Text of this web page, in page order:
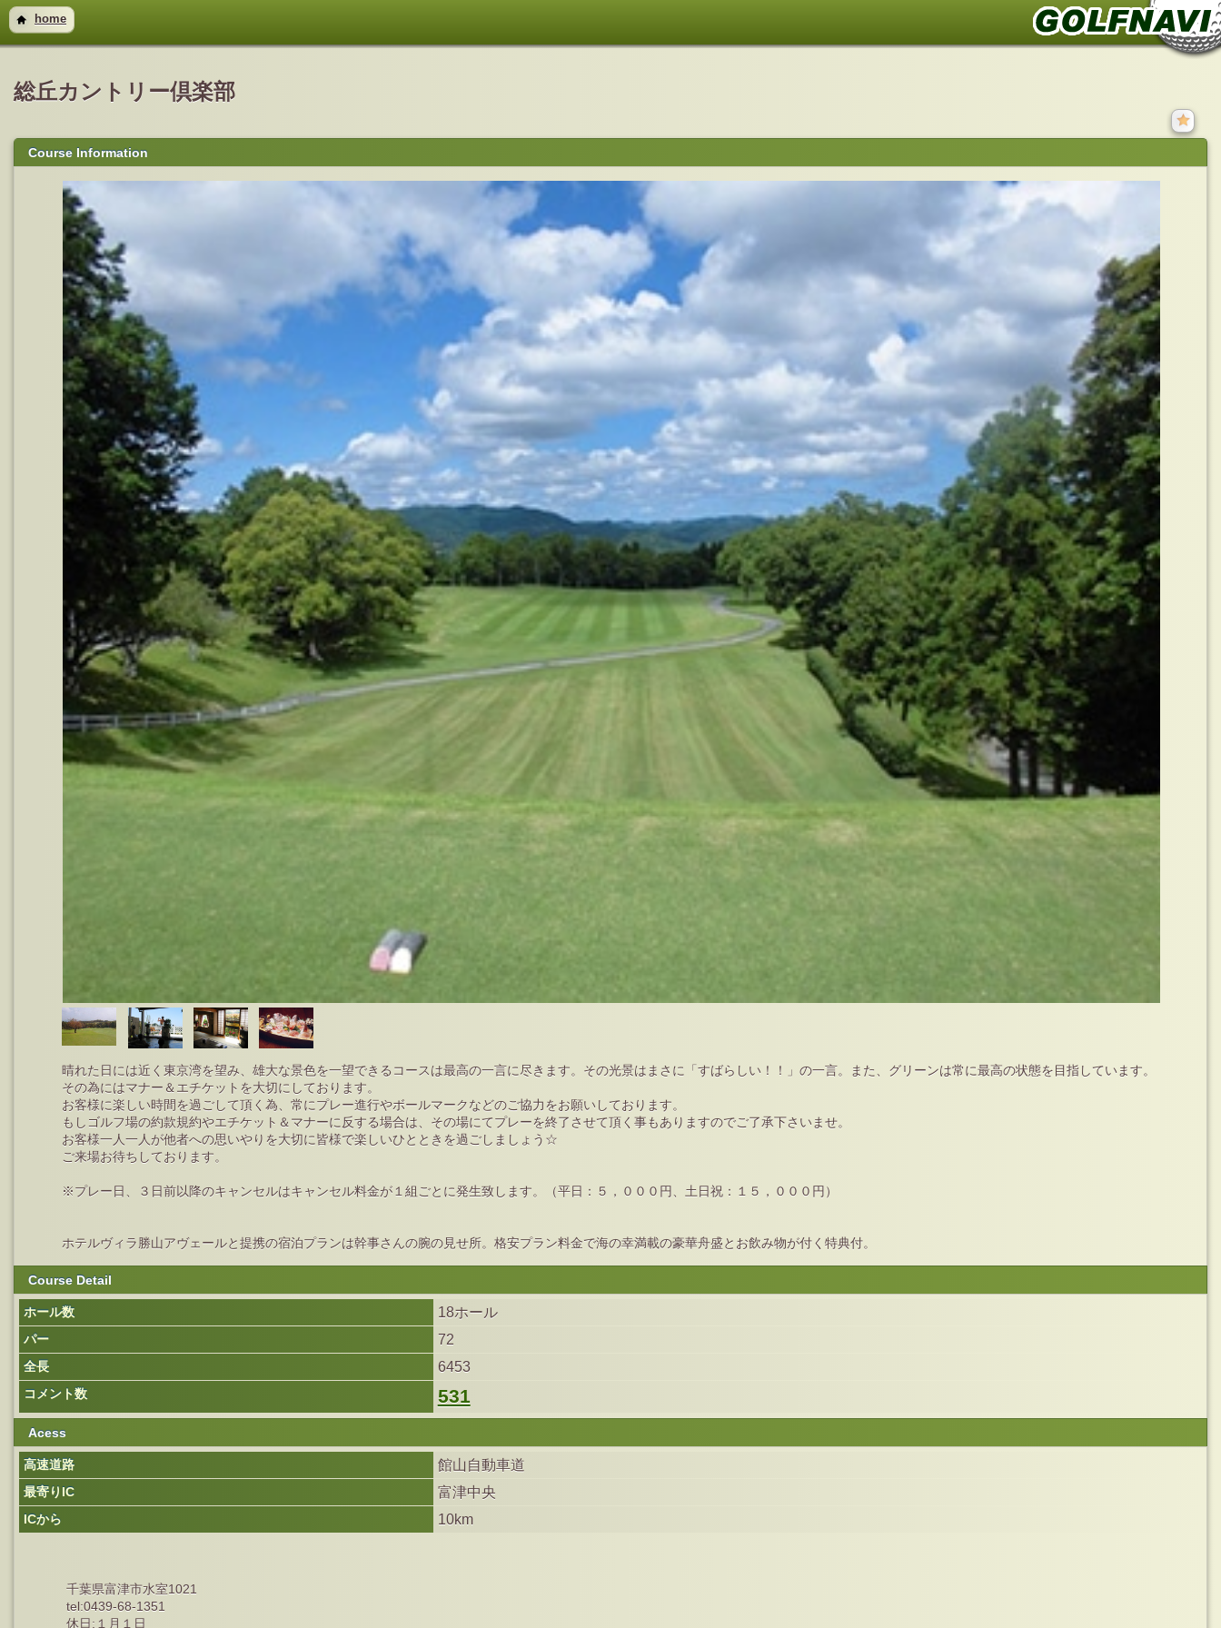
home
総丘カントリー倶楽部
Course Information
晴れた日には近く東京湾を望み、雄大な景色を一望できるコースは最高の一言に尽きます。その光景はまさに「すばらしい！！」の一言。また、グリーンは常に最高の状態を目指しています。
その為にはマナー＆エチケットを大切にしております。
お客様に楽しい時間を過ごして頂く為、常にプレー進行やボールマークなどのご協力をお願いしております。
もしゴルフ場の約款規約やエチケット＆マナーに反する場合は、その場にてプレーを終了させて頂く事もありますのでご了承下さいませ。
お客様一人一人が他者への思いやりを大切に皆様で楽しいひとときを過ごしましょう☆
ご来場お待ちしております。
※プレー日、３日前以降のキャンセルはキャンセル料金が１組ごとに発生致します。（平日：５，０００円、土日祝：１５，０００円）
ホテルヴィラ勝山アヴェールと提携の宿泊プランは幹事さんの腕の見せ所。格安プラン料金で海の幸満載の豪華舟盛とお飲み物が付く特典付。
Course Detail
ホール数 18ホール
パー 72
全長 6453
コメント数 531
Acess
高速道路 館山自動車道
最寄りIC 富津中央
ICから 10km
千葉県富津市水室1021
tel:0439-68-1351
休日:１月１日